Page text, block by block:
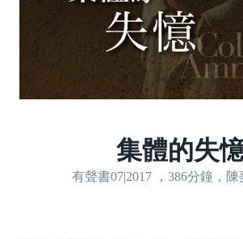
集體的失
有聲書07|2017 ，386分鐘，